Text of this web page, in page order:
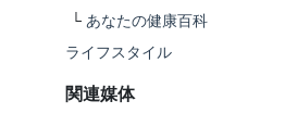
└ あなたの健康百科
ライフスタイル
関連媒体